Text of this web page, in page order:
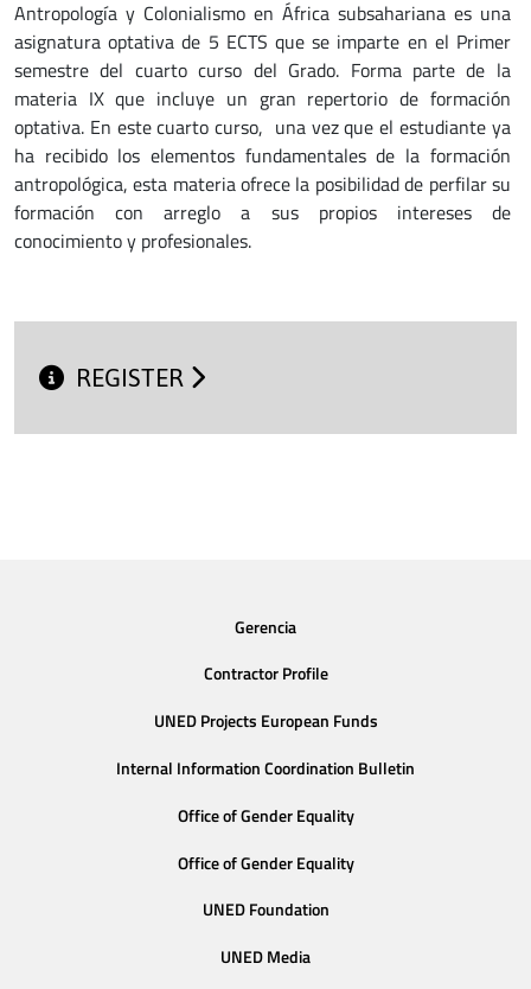
Antropología y Colonialismo en África subsahariana es una
asignatura optativa de 5 ECTS que se imparte en el Primer
semestre del cuarto curso del Grado. Forma parte de la
materia IX que incluye un gran repertorio de formación
optativa. En este cuarto curso, una vez que el estudiante ya
ha recibido los elementos fundamentales de la formación
antropológica, esta materia ofrece la posibilidad de perfilar su
formación con arreglo a sus propios intereses de
conocimiento y profesionales.
REGISTER
Gerencia
Contractor Profile
UNED Projects European Funds
Internal Information Coordination Bulletin
Office of Gender Equality
Office of Gender Equality
UNED Foundation
UNED Media